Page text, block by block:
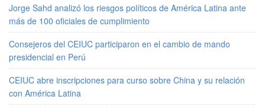
Jorge Sahd analizó los riesgos políticos de América Latina ante
más de 100 oficiales de cumplimiento
Consejeros del CEIUC participaron en el cambio de mando
presidencial en Perú
CEIUC abre inscripciones para curso sobre China y su relación
con América Latina